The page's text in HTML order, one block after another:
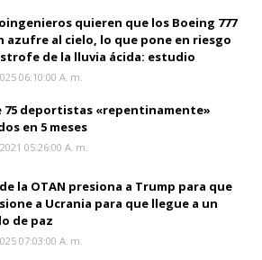
quieren que los Boeing 777
azufre al cielo, lo que pone en riesgo
de la lluvia ácida: estudio
06:10:00 A. M.
75 deportistas «repentinamente»
en 5 meses
05:26:00 A. M.
la OTAN presiona a Trump para que
a Ucrania para que llegue a un
de paz
07:03:00 A. M.